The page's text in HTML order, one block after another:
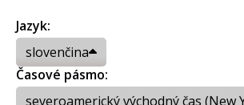
Jazyk:
slovenčina
Časové pásmo:
severoamerický východný čas (New